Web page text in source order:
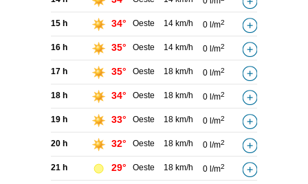
15 h 34° Oeste 14 km/h 0 l/m2
16 h 35° Oeste 14 km/h 0 l/m2
17 h 35° Oeste 18 km/h 0 l/m2
18 h 34° Oeste 18 km/h 0 l/m2
19 h 33° Oeste 18 km/h 0 l/m2
20 h 32° Oeste 18 km/h 0 l/m2
21 h 29° Oeste 18 km/h 0 l/m2